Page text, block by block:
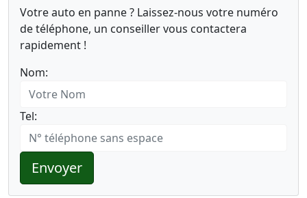
Votre auto en panne ? Laissez-nous votre numéro
de téléphone, un conseiller vous contactera
rapidement !
Nom:
Tel:
Envoyer